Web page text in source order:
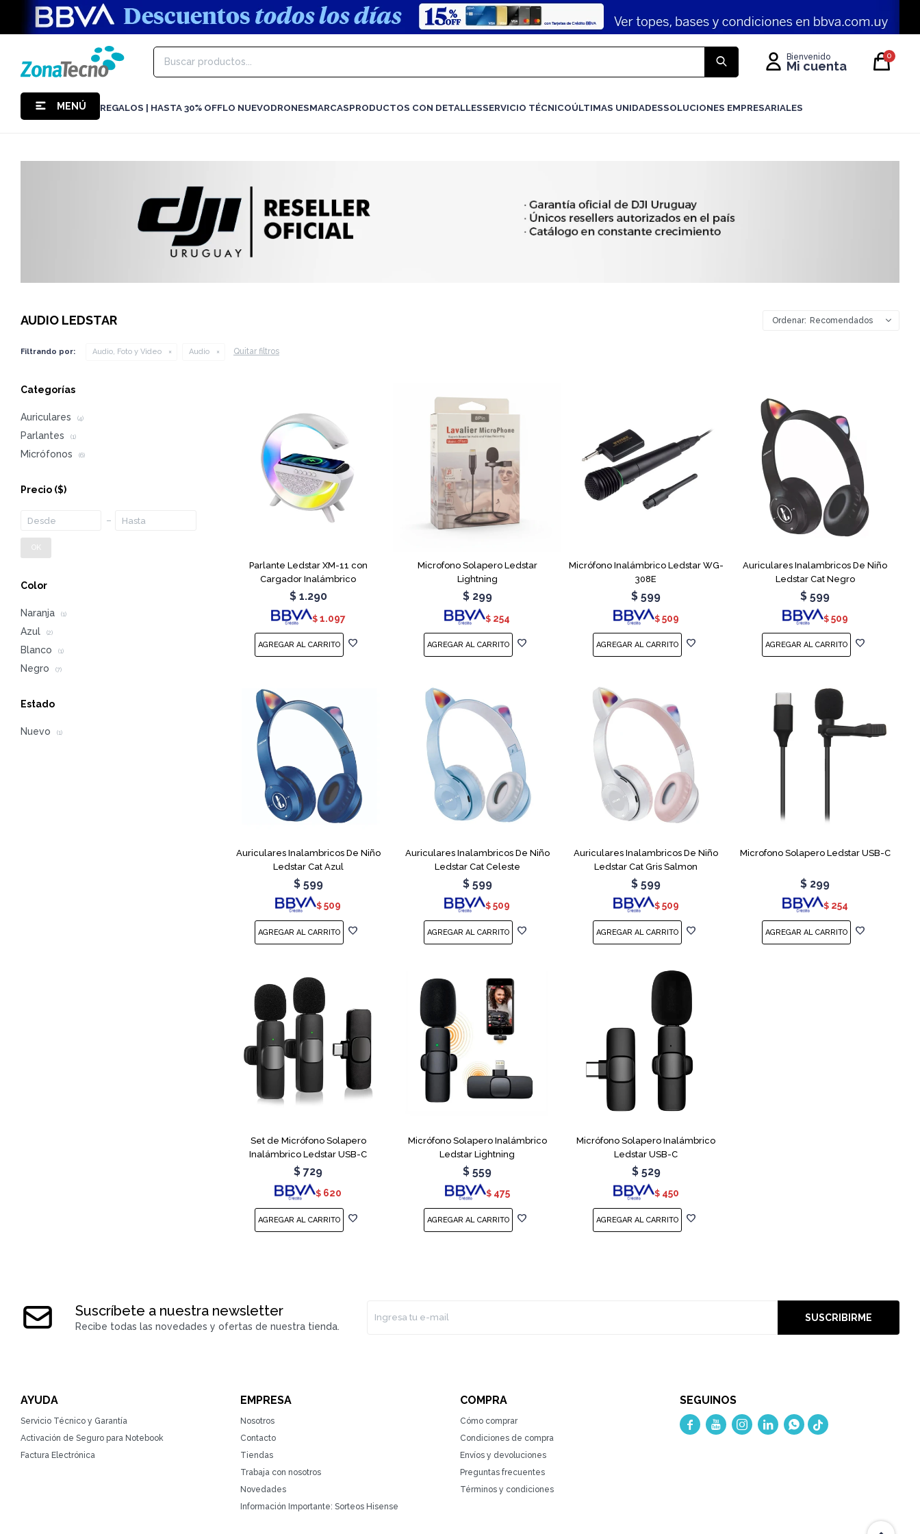
MENÚ REGALOS | HASTA 30% OFFLO NUEVODRONESMARCASPRODUCTOS CON DETALLESSERVICIO TÉCNICOÚLTIMAS UNIDADESSOLUCIONES EMPRESARIALES
0
AUDIO LEDSTAR Recomendados
Filtrando por: Audio, Foto y Video Audio Quitar filtros
Parlante Ledstar XM-11 con
Cargador Inalámbrico
$ 1.290
$ 1.097
Microfono Solapero Ledstar
Lightning
$ 299
$ 254
Micrófono Inalámbrico Ledstar WG-
308E
$ 599
$ 509
Auriculares Inalambricos De Niño
Ledstar Cat Negro
$ 599
$ 509
Auriculares Inalambricos De Niño
Ledstar Cat Azul
$ 599
$ 509
Auriculares Inalambricos De Niño
Ledstar Cat Celeste
$ 599
$ 509
Auriculares Inalambricos De Niño
Ledstar Cat Gris Salmon
$ 599
$ 509
Microfono Solapero Ledstar USB-C
$ 299
$ 254
Set de Micrófono Solapero
Inalámbrico Ledstar USB-C
$ 729
$ 620
Micrófono Solapero Inalámbrico
Ledstar Lightning
$ 559
$ 475
Micrófono Solapero Inalámbrico
Ledstar USB-C
$ 529
$ 450
Categorías
Auriculares (4)
Parlantes (1)
Micrófonos (6)
Precio ($)
OK
Color
Naranja (1)
Azul (2)
Blanco (1)
Negro (7)
Estado
Nuevo (1)
Suscríbete a nuestra newsletter
Recibe todas las novedades y ofertas de nuestra tienda.
SUSCRIBIRME
AYUDA
Servicio Técnico y Garantía
Activación de Seguro para Notebook
Factura Electrónica
EMPRESA
Nosotros
Contacto
Tiendas
Trabaja con nosotros
Novedades
Información Importante: Sorteos Hisense
COMPRA
Cómo comprar
Condiciones de compra
Envíos y devoluciones
Preguntas frecuentes
Términos y condiciones
SEGUINOS
    